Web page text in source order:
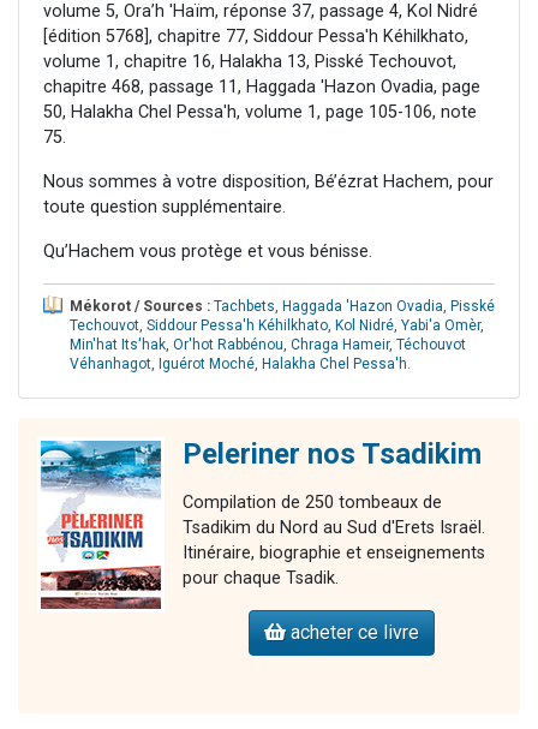
volume 5, Ora’h 'Haïm, réponse 37, passage 4, Kol Nidré
[édition 5768], chapitre 77, Siddour Pessa'h Kéhilkhato,
volume 1, chapitre 16, Halakha 13, Pisské Techouvot,
chapitre 468, passage 11, Haggada 'Hazon Ovadia, page
50, Halakha Chel Pessa'h, volume 1, page 105-106, note
75.
Nous sommes à votre disposition, Bé’ézrat Hachem, pour
toute question supplémentaire.
Qu’Hachem vous protège et vous bénisse.
Mékorot / Sources : Tachbets, Haggada 'Hazon Ovadia, Pisské
Techouvot, Siddour Pessa'h Kéhilkhato, Kol Nidré, Yabi'a Omèr,
Min'hat Its'hak, Or'hot Rabbénou, Chraga Hameir, Téchouvot
Véhanhagot, Iguérot Moché, Halakha Chel Pessa'h.
Peleriner nos Tsadikim
Compilation de 250 tombeaux de
Tsadikim du Nord au Sud d'Erets Israël.
Itinéraire, biographie et enseignements
pour chaque Tsadik.
acheter ce livre